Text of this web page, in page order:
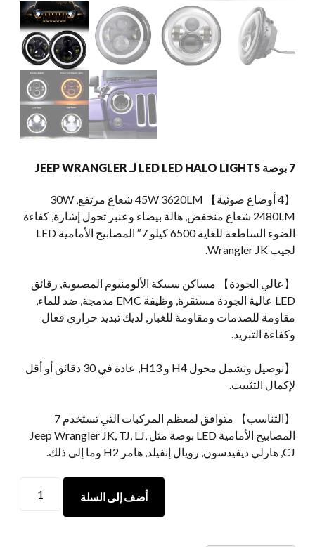
7 بوصة LED LED HALO LIGHTS لـ JEEP WRANGLER
【4 أوضاع ضوئية】 45W 3620LM شعاع مرتفع, 30W
2480LM شعاع منخفض, هالة بيضاء وعنبر تحول إشارة, كفاءة
الضوء الساطعة للغاية 6500 كيلو 7″ المصابيح الأمامية LED
لجيب Wrangler JK.
【عالي الجودة】 مساكن سبيكة الألومنيوم المصبوبة, رقائق
LED عالية الجودة مستقرة, وظيفة EMC مدمجة, ضد للماء,
مقاومة للصدمات ومقاومة للغبار, لديك تبديد حراري فعال
وكفاءة التبريد.
【توصيل وتشمل محول H4 و H13, عادة في 30 دقائق أو أقل
لإكمال التثبيت.
【التناسب】 متوافق لمعظم المركبات التي تستخدم 7
المصابيح الأمامية LED بوصة مثل Jeep Wrangler JK, TJ, LJ,
CJ, هارلي ديفيدسون, رويال إنفيلد, هامر H2 وما إلى ذلك.
بوصة
أضف إلى السلة